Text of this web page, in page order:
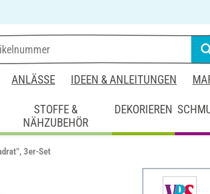
ANLÄSSE IDEEN & ANLEITUNGEN
STOFFE &
NÄHZUBEHÖR
DEKORIEREN
3er-Set